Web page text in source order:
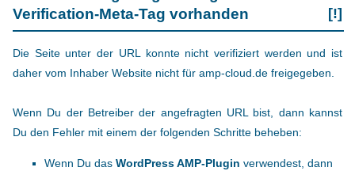
Verification-Meta-Tag vorhanden
[!]
Die Seite unter der URL konnte nicht verifiziert werden und ist
daher vom Inhaber Website nicht für amp-cloud.de freigegeben.
Wenn Du der Betreiber der angefragten URL bist, dann kannst
Du den Fehler mit einem der folgenden Schritte beheben:
Wenn Du das WordPress AMP-Plugin verwendest, dann